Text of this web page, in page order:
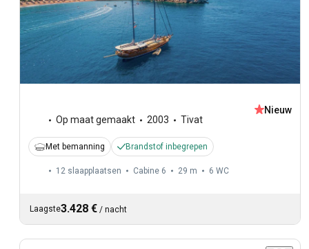
Op maat gemaakt 2003 Tivat
Nieuw
Met bemanning Brandstof inbegrepen
12 slaapplaatsen Cabine 6 29 m 6 WC
Laagste3.428 € / nacht